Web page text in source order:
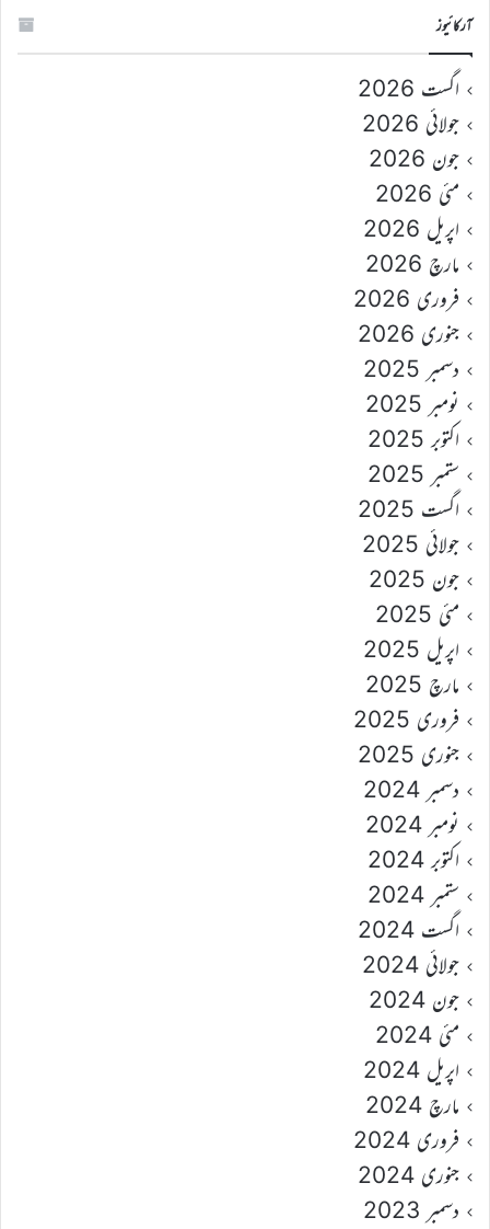
آرکائیوز
اگست 2026
جولائی 2026
جون 2026
مئی 2026
اپریل 2026
مارچ 2026
فروری 2026
جنوری 2026
دسمبر 2025
نومبر 2025
اکتوبر 2025
ستمبر 2025
اگست 2025
جولائی 2025
جون 2025
مئی 2025
اپریل 2025
مارچ 2025
فروری 2025
جنوری 2025
دسمبر 2024
نومبر 2024
اکتوبر 2024
ستمبر 2024
اگست 2024
جولائی 2024
جون 2024
مئی 2024
اپریل 2024
مارچ 2024
فروری 2024
جنوری 2024
دسمبر 2023